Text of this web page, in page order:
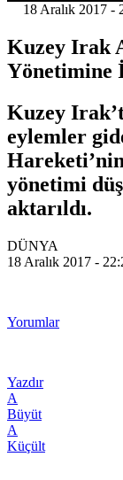
18 Aralık 2017 -
Kuzey Irak
Yönetimine
Kuzey
eylemler
yönetimi
aktarıldı.
DÜNYA
18 Aralık 2017 -
Yorumlar
Yazdır
A
Büyüt
A
Küçült